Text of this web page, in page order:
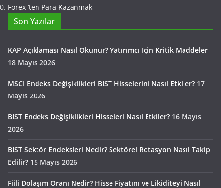
Forex ‘ten Para Kazanmak
Son Yazılar
KAP Açıklaması Nasıl Okunur? Yatırımcı İçin Kritik Maddeler
18 Mayıs 2026
MSCI Endeks Değişiklikleri BIST Hisselerini Nasıl Etkiler? 17
Mayıs 2026
BIST Endeks Değişiklikleri Hisseleri Nasıl Etkiler? 16 Mayıs
2026
BIST Sektör Endeksleri Nedir? Sektörel Rotasyon Nasıl Takip
Edilir? 15 Mayıs 2026
Fiili Dolaşım Oranı Nedir? Hisse Fiyatını ve Likiditeyi Nasıl